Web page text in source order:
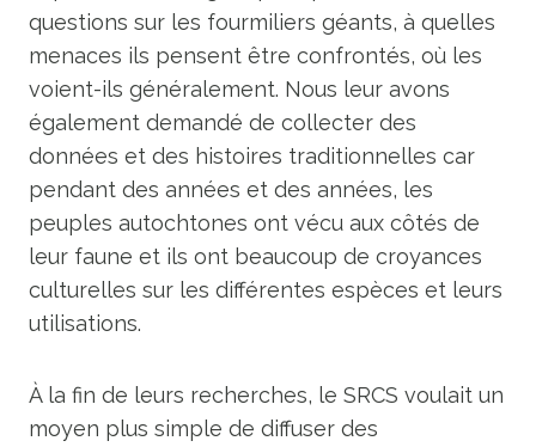
questions sur les fourmiliers géants, à quelles
menaces ils pensent être confrontés, où les
voient-ils généralement. Nous leur avons
également demandé de collecter des
données et des histoires traditionnelles car
pendant des années et des années, les
peuples autochtones ont vécu aux côtés de
leur faune et ils ont beaucoup de croyances
culturelles sur les différentes espèces et leurs
utilisations.
À la fin de leurs recherches, le SRCS voulait un
moyen plus simple de diffuser des